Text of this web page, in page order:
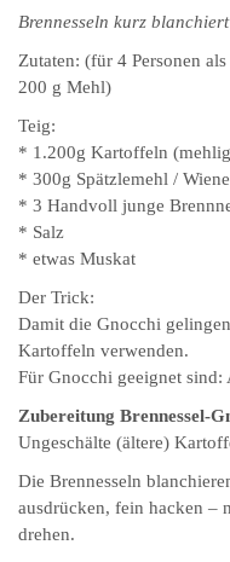
Brennesseln kurz
Zutaten: (für 4 Personen
200 g Mehl)
Teig:
* 1.200g Kartoffeln
* 300g Spätzlemehl /
* 3 Handvoll junge
* Salz
* etwas Muskat
Der Trick:
Damit die Gnocchi
Kartoffeln verwenden.
Für Gnocchi geeignet
Zubereitung Brennessel-
Ungeschälte (ältere)
Die Brennesseln
ausdrücken, fein hacken –
drehen.